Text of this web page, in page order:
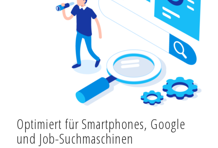
Optimiert für Smartphones, Google
und Job-Suchmaschinen